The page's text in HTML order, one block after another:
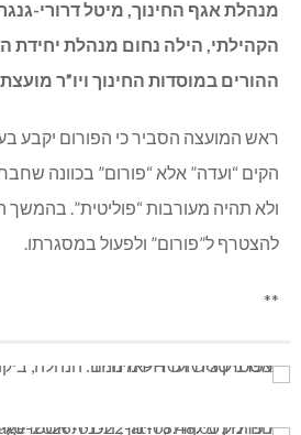
במליאה (ניצב נעדר).
**
המועצה אישרה (ברוב קולות. שילה
ערר לארנונה”: עו”ד עופר כהן (יו”ר),
אמיתי.
**